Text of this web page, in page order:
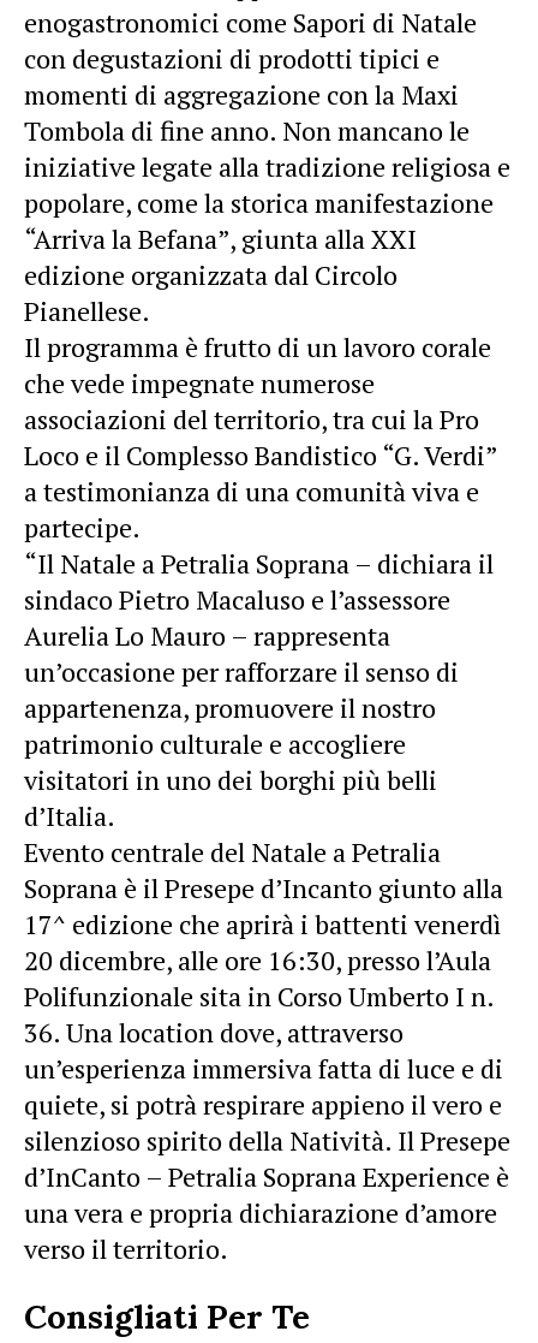
enogastronomici come Sapori di Natale
con degustazioni di prodotti tipici e
momenti di aggregazione con la Maxi
Tombola di fine anno. Non mancano le
iniziative legate alla tradizione religiosa e
popolare, come la storica manifestazione
“Arriva la Befana”, giunta alla XXI
edizione organizzata dal Circolo
Pianellese.
Il programma è frutto di un lavoro corale
che vede impegnate numerose
associazioni del territorio, tra cui la Pro
Loco e il Complesso Bandistico “G. Verdi”
a testimonianza di una comunità viva e
partecipe.
“Il Natale a Petralia Soprana – dichiara il
sindaco Pietro Macaluso e l’assessore
Aurelia Lo Mauro – rappresenta
un’occasione per rafforzare il senso di
appartenenza, promuovere il nostro
patrimonio culturale e accogliere
visitatori in uno dei borghi più belli
d’Italia.
Evento centrale del Natale a Petralia
Soprana è il Presepe d’Incanto giunto alla
17^ edizione che aprirà i battenti venerdì
20 dicembre, alle ore 16:30, presso l’Aula
Polifunzionale sita in Corso Umberto I n.
36. Una location dove, attraverso
un’esperienza immersiva fatta di luce e di
quiete, si potrà respirare appieno il vero e
silenzioso spirito della Natività. Il Presepe
d’InCanto – Petralia Soprana Experience è
una vera e propria dichiarazione d’amore
verso il territorio.
Consigliati Per Te